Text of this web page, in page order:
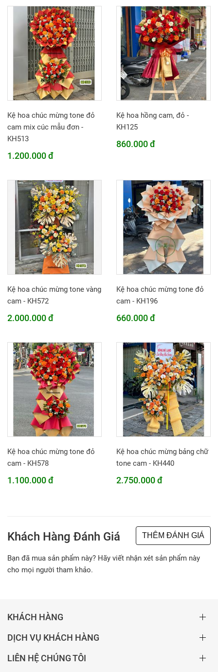
Kệ hoa chúc mừng tone đỏ
cam mix cúc mẫu đơn -
KH513
1.200.000 đ
Kệ hoa hồng cam, đỏ -
KH125
860.000 đ
Kệ hoa chúc mừng tone vàng
cam - KH572
2.000.000 đ
Kệ hoa chúc mừng tone đỏ
cam - KH196
660.000 đ
Kệ hoa chúc mừng tone đỏ
cam - KH578
1.100.000 đ
Kệ hoa chúc mừng bảng chữ
tone cam - KH440
2.750.000 đ
Khách Hàng Đánh Giá THÊM ĐÁNH GIÁ
Bạn đã mua sản phẩm này? Hãy viết nhận xét sản phẩm này
cho mọi người tham khảo.
KHÁCH HÀNG
DỊCH VỤ KHÁCH HÀNG
LIÊN HỆ CHÚNG TÔI